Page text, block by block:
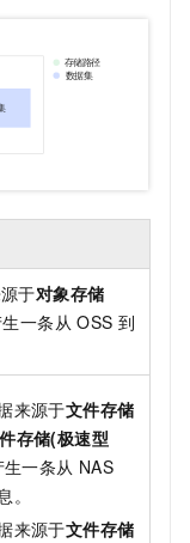
于对象存储
一条从 OSS 到
来源于文件存储
存储(极速型
一条从 NAS
。
来源于文件存储